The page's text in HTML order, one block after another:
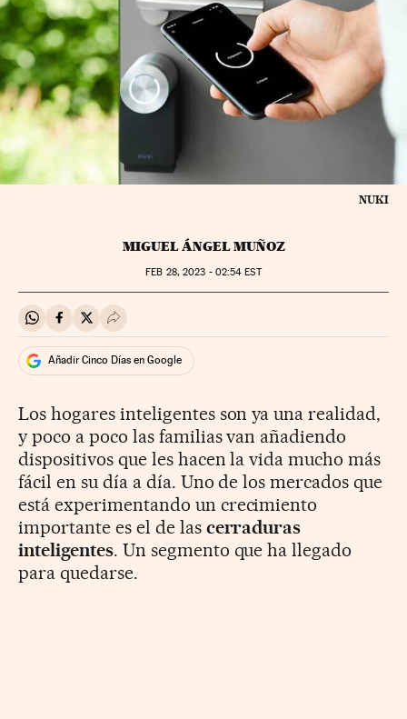
NUKI
MIGUEL ÁNGEL MUÑOZ
FEB 28, 2023 - 02:54 EST
Compartir en Whatsapp
Compartir en Facebook
Compartir en Twitter
Desplegar Redes Sociales
Añadir Cinco Días en Google
Los hogares inteligentes son ya una realidad,
y poco a poco las familias van añadiendo
dispositivos que les hacen la vida mucho más
fácil en su día a día. Uno de los mercados que
está experimentando un crecimiento
importante es el de las cerraduras
inteligentes. Un segmento que ha llegado
para quedarse.